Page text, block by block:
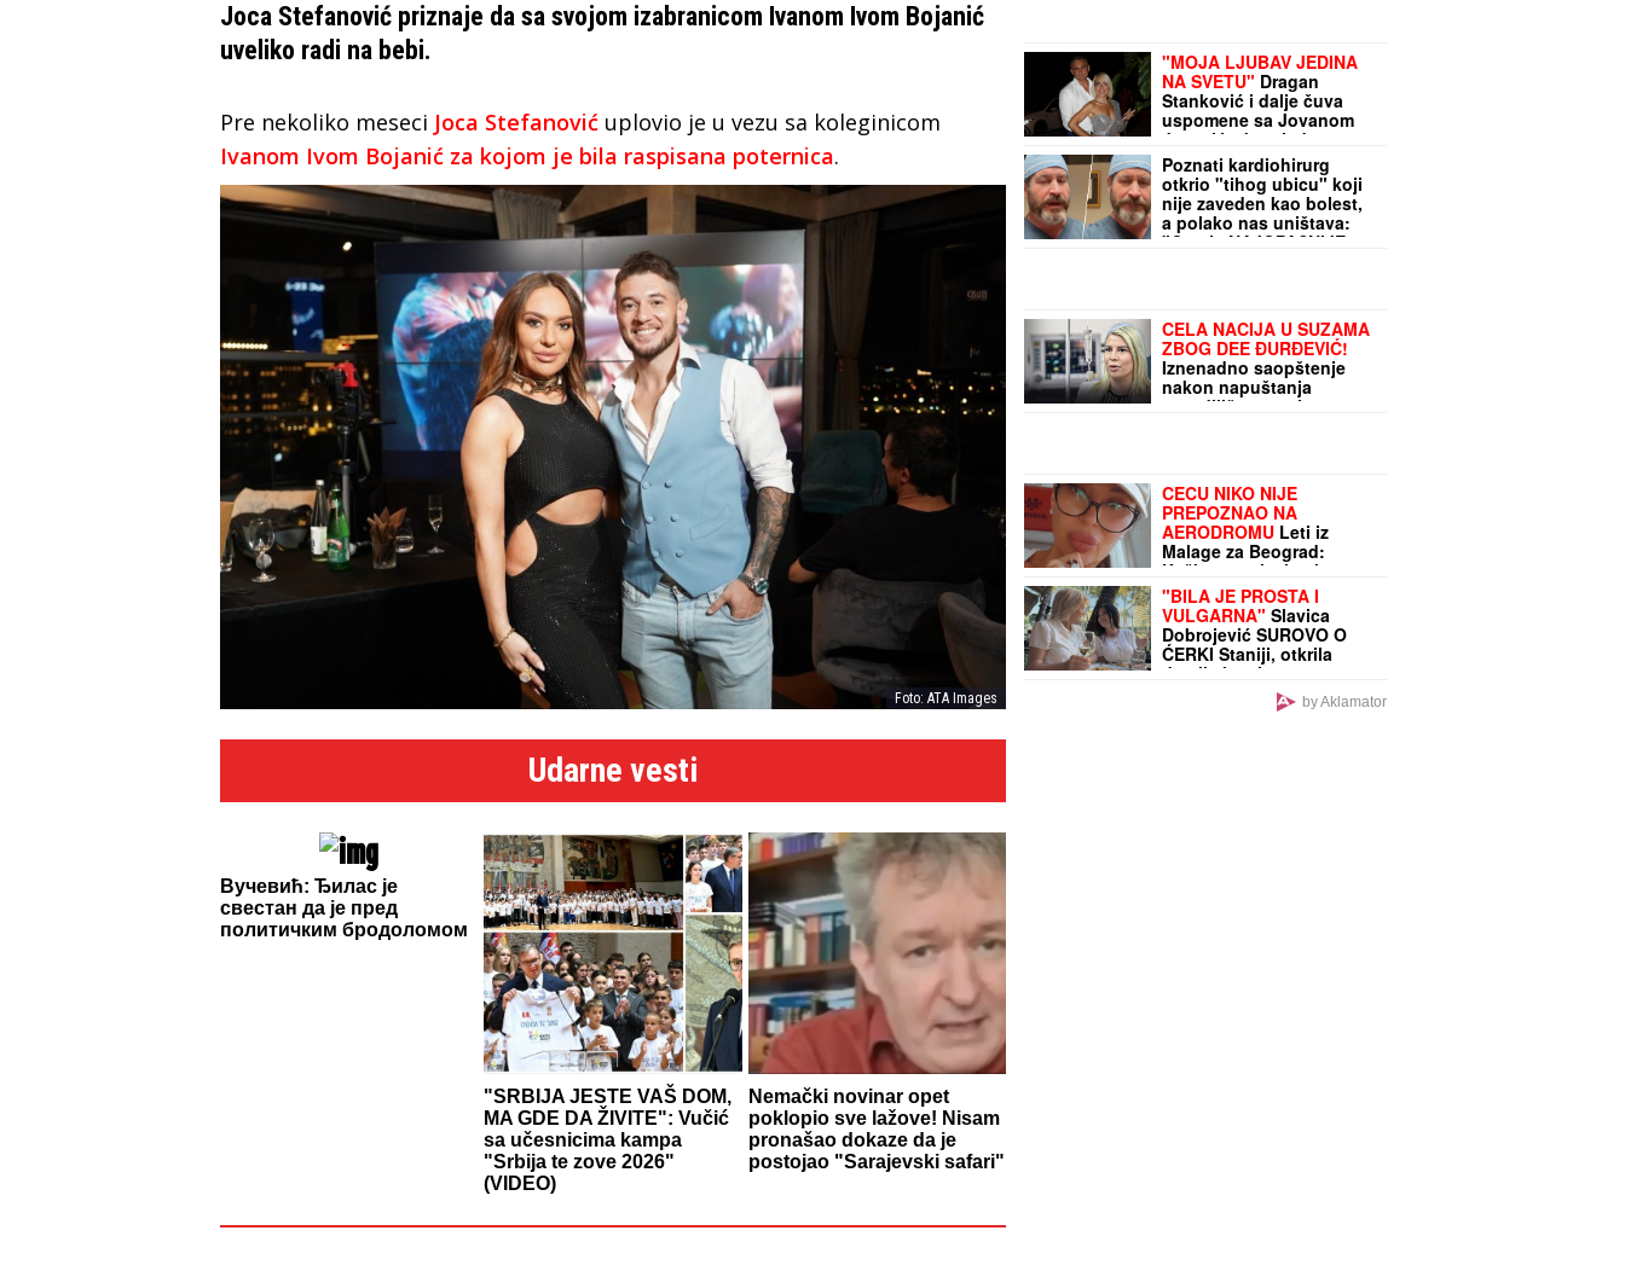
Joca Stefanović priznaje da sa svojom izabranicom Ivanom Ivom Bojanić
uveliko radi na bebi.
Pre nekoliko meseci Joca Stefanović uplovio je u vezu sa koleginicom
Ivanom Ivom Bojanić za kojom je bila raspisana poternica.
Foto: ATA Images
Udarne vesti
Вучевић: Ђилас је
свестан да је пред
политичким бродоломом
"SRBIJA JESTE VAŠ DOM,
MA GDE DA ŽIVITE": Vučić
sa učesnicima kampa
"Srbija te zove 2026"
(VIDEO)
Nemački novinar opet
poklopio sve lažove! Nisam
pronašao dokaze da je
postojao "Sarajevski safari"
"MOJA LJUBAV JEDINA
NA SVETU" Dragan
Stanković i dalje čuva
uspomene sa Jovanom
Jeremić, zbog jednog
detalja svi komentarišu
da je nije preboleo
Poznati kardiohirurg
otkrio "tihog ubicu" koji
nije zaveden kao bolest,
a polako nas uništava:
"Ovo je NAJOPASNIJE za
CELA NACIJA U SUZAMA
ZBOG DEE ĐURĐEVIĆ!
Iznenadno saopštenje
nakon napuštanja
porodilišta, ovo je
CECU NIKO NIJE
PREPOZNAO NA
AERODROMU Leti iz
Malage za Beograd:
Kačket na glavi, atlet
majica i naočare (FOTO)
"BILA JE PROSTA I
VULGARNA" Slavica
Dobrojević SUROVO O
ĆERKI Staniji, otkrila
detalje iz privatnog
života: "Bilo je bolnih i
ružnih trenutaka"by Aklamator